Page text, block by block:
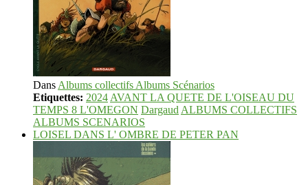
DansAlbums collectifs Albums Scénarios
Etiquettes: 2024AVANT LA QUETE DE L'OISEAU DU
TEMPS 8 L'OMEGON DargaudALBUMS COLLECTIFS
ALBUMS SCENARIOS
LOISEL DANS L' OMBRE DE PETER PAN